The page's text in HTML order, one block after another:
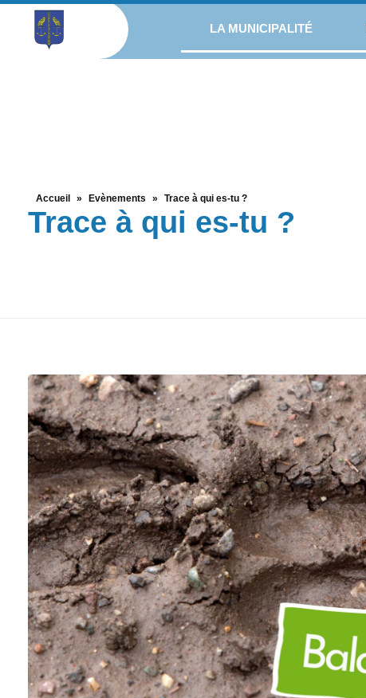
LA MUNICIPALITÉ
Accueil » Evènements » Trace à qui es-tu ?
Trace à qui es-tu ?